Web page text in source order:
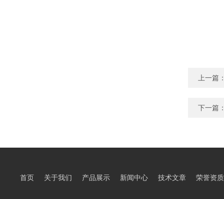
上一篇
下一篇
首页 关于我们 产品展示 新闻中心 技术文章 荣誉资质